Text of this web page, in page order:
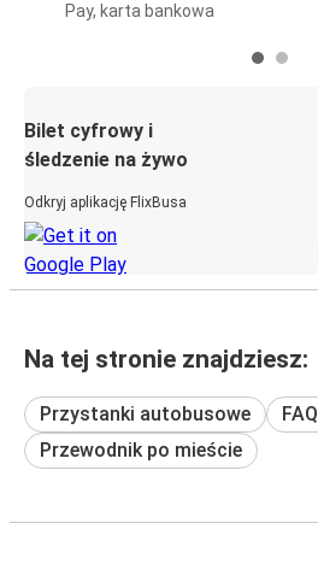
Pay, karta bankowa
Bilet cyfrowy i
śledzenie na żywo
Odkryj aplikację FlixBusa
Na tej stronie znajdziesz:
Przystanki autobusowe
FAQ
Przewodnik po mieście